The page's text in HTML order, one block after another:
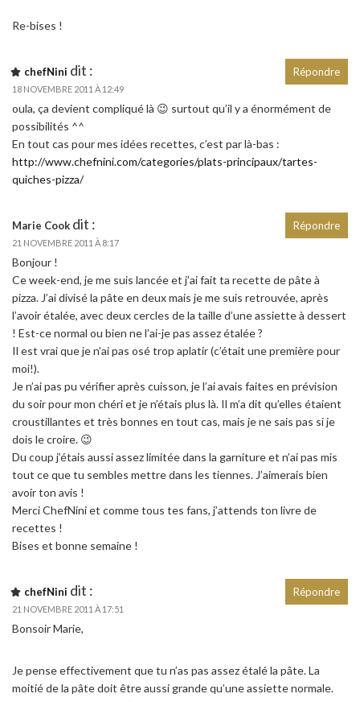
Re-bises !
chefNini dit :
18 NOVEMBRE 2011 À 12:49
oula, ça devient compliqué là 😉 surtout qu’il y a énormément de
possibilités ^^
En tout cas pour mes idées recettes, c’est par là-bas :
http://www.chefnini.com/categories/plats-principaux/tartes-
quiches-pizza/
Répondre
Marie Cook dit :
21 NOVEMBRE 2011 À 8:17
Bonjour !
Ce week-end, je me suis lancée et j’ai fait ta recette de pâte à
pizza. J’ai divisé la pâte en deux mais je me suis retrouvée, après
l’avoir étalée, avec deux cercles de la taille d’une assiette à dessert
! Est-ce normal ou bien ne l’ai-je pas assez étalée ?
Il est vrai que je n’ai pas osé trop aplatir (c’était une première pour
moi!).
Je n’ai pas pu vérifier après cuisson, je l’ai avais faites en prévision
du soir pour mon chéri et je n’étais plus là. Il m’a dit qu’elles étaient
croustillantes et très bonnes en tout cas, mais je ne sais pas si je
dois le croire. 😉
Du coup j’étais aussi assez limitée dans la garniture et n’ai pas mis
tout ce que tu sembles mettre dans les tiennes. J’aimerais bien
avoir ton avis !
Merci ChefNini et comme tous tes fans, j’attends ton livre de
recettes !
Bises et bonne semaine !
Répondre
chefNini dit :
21 NOVEMBRE 2011 À 17:51
Bonsoir Marie,
Je pense effectivement que tu n’as pas assez étalé la pâte. La
moitié de la pâte doit être aussi grande qu’une assiette normale.
Répondre